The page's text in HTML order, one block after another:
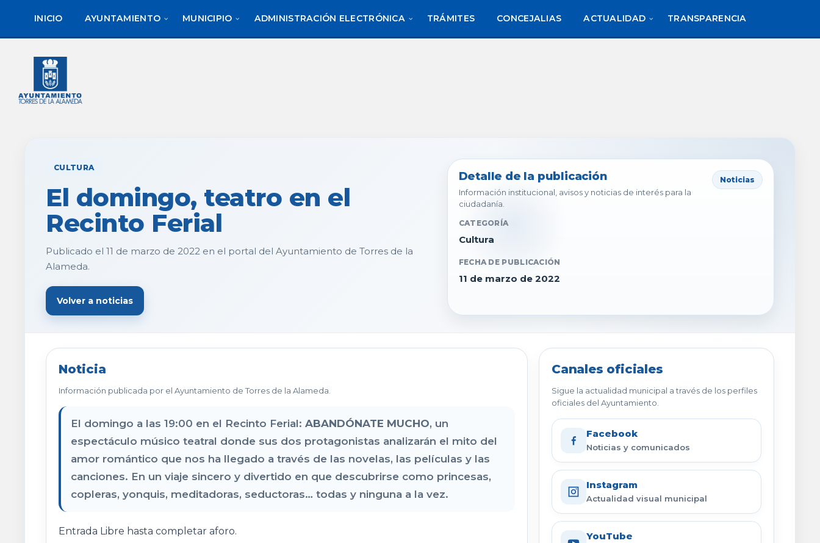
contenido
de
INICIO AYUNTAMIENTO MUNICIPIO ADMINISTRACIÓN ELECTRÓNICA TRÁMITES CONCEJALIAS ACTUALIDAD TRANSPARENCIA
CULTURA
El domingo, teatro en el
Recinto Ferial
Publicado el 11 de marzo de 2022 en el portal del Ayuntamiento de Torres de la
Alameda.
Volver a noticias
Detalle de la publicación
Información institucional, avisos y noticias de interés para la
ciudadanía.
Noticias
CATEGORÍA
Cultura
FECHA DE PUBLICACIÓN
11 de marzo de 2022
Noticia
Información publicada por el Ayuntamiento de Torres de la Alameda.
El domingo a las 19:00 en el Recinto Ferial: ABANDÓNATE MUCHO, un
espectáculo músico teatral donde sus dos protagonistas analizarán el mito del
amor romántico que nos ha llegado a través de las novelas, las películas y las
canciones. En un viaje sincero y divertido en que descubrirse como princesas,
copleras, yonquis, meditadoras, seductoras… todas y ninguna a la vez.
Entrada Libre hasta completar aforo.
Canales oficiales
Sigue la actualidad municipal a través de los perfiles
oficiales del Ayuntamiento.
Facebook
Noticias y comunicados
Instagram
Actualidad visual municipal
YouTube